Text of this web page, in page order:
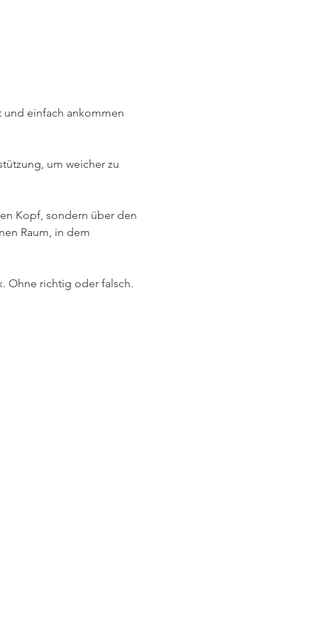
und einfach ankommen
um weicher zu
Kopf, sondern über den
Raum, in dem
Ohne richtig oder falsch.